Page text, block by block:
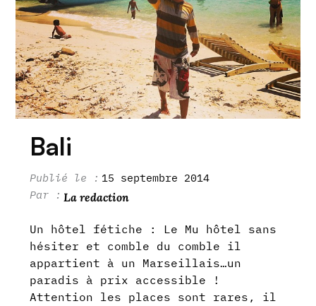
Bali
15 septembre 2014
La redaction
Un hôtel fétiche : Le Mu hôtel sans
hésiter et comble du comble il
appartient à un Marseillais…un
paradis à prix accessible !
Attention les places sont rares, il